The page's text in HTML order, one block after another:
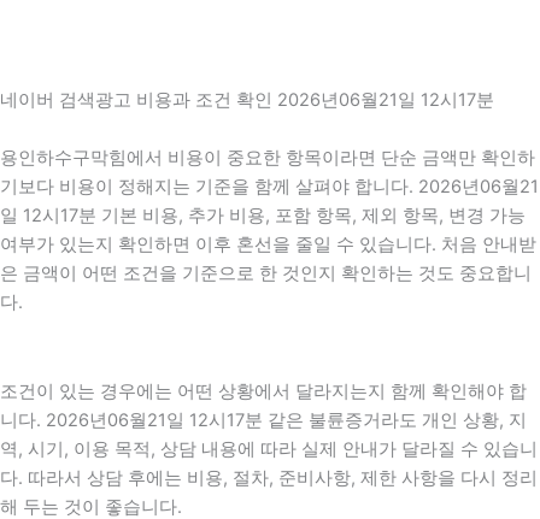
네이버 검색광고 비용과 조건 확인 2026년06월21일 12시17분
용인하수구막힘에서 비용이 중요한 항목이라면 단순 금액만 확인하
기보다 비용이 정해지는 기준을 함께 살펴야 합니다. 2026년06월21
일 12시17분 기본 비용, 추가 비용, 포함 항목, 제외 항목, 변경 가능
여부가 있는지 확인하면 이후 혼선을 줄일 수 있습니다. 처음 안내받
은 금액이 어떤 조건을 기준으로 한 것인지 확인하는 것도 중요합니
다.
조건이 있는 경우에는 어떤 상황에서 달라지는지 함께 확인해야 합
니다. 2026년06월21일 12시17분 같은 불륜증거라도 개인 상황, 지
역, 시기, 이용 목적, 상담 내용에 따라 실제 안내가 달라질 수 있습니
다. 따라서 상담 후에는 비용, 절차, 준비사항, 제한 사항을 다시 정리
해 두는 것이 좋습니다.